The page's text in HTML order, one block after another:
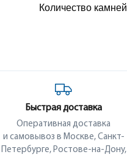
Количество камней
Быстрая доставка
Оперативная доставка
и самовывоз в Москве, Санкт-
Петербурге, Ростове-на-Дону,